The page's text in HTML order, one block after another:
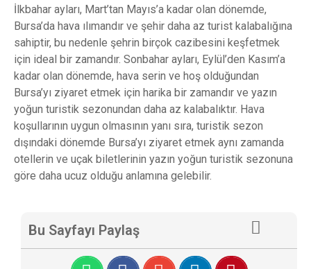
İlkbahar ayları, Mart’tan Mayıs’a kadar olan dönemde,
Bursa’da hava ılımandır ve şehir daha az turist kalabalığına
sahiptir, bu nedenle şehrin birçok cazibesini keşfetmek
için ideal bir zamandır. Sonbahar ayları, Eylül’den Kasım’a
kadar olan dönemde, hava serin ve hoş olduğundan
Bursa’yı ziyaret etmek için harika bir zamandır ve yazın
yoğun turistik sezonundan daha az kalabalıktır. Hava
koşullarının uygun olmasının yanı sıra, turistik sezon
dışındaki dönemde Bursa’yı ziyaret etmek aynı zamanda
otellerin ve uçak biletlerinin yazın yoğun turistik sezonuna
göre daha ucuz olduğu anlamına gelebilir.
Bu Sayfayı Paylaş